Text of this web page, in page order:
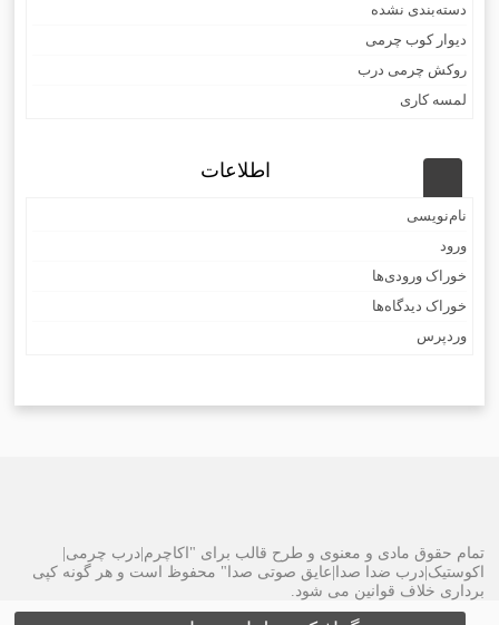
دسته‌بندی نشده
دیوار کوب چرمی
روکش چرمی درب
لمسه کاری
اطلاعات
نام‌نویسی
ورود
خوراک ورودی‌ها
خوراک دیدگاه‌ها
وردپرس
تمام حقوق مادی و معنوی و طرح قالب برای "اکاچرم|درب چرمی|
اکوستیک|درب ضدا صدا|عایق صوتی صدا" محفوظ است و هر گونه کپی
برداری خلاف قوانین می شود.